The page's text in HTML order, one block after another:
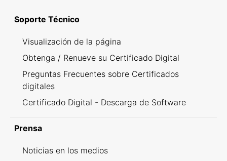
Soporte Técnico
Visualización de la página
Obtenga / Renueve su Certificado Digital
Preguntas Frecuentes sobre Certificados
digitales
Certificado Digital - Descarga de Software
Prensa
Noticias en los medios